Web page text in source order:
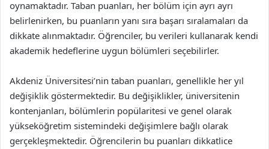
oynamaktadır. Taban puanları, her bölüm için ayrı ayrı
belirlenirken, bu puanların yanı sıra başarı sıralamaları da
dikkate alınmaktadır. Öğrenciler, bu verileri kullanarak kendi
akademik hedeflerine uygun bölümleri seçebilirler.
Akdeniz Üniversitesi’nin taban puanları, genellikle her yıl
değişiklik göstermektedir. Bu değişiklikler, üniversitenin
kontenjanları, bölümlerin popülaritesi ve genel olarak
yükseköğretim sistemindeki değişimlere bağlı olarak
gerçekleşmektedir. Öğrencilerin bu puanları dikkatlice